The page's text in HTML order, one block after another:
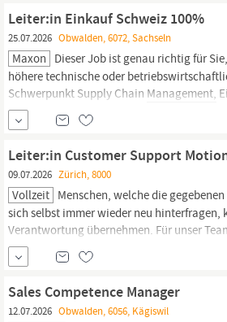
Verantwortlich
Leiter:in Einkauf Schweiz 100%
25.07.2026 Obwalden, 6072, Sachseln
Maxon Dieser Job ist genau richtig für
höhere technische oder
Schwerpunkt Supply Chain Management,
vergleichbaren Fachgebiet verfügen;
im Bereich BWL sind von Vorteil. ein
Leiter:in Customer Support
09.07.2026 Zürich, 8000
Vollzeit Menschen, welche die
sich selbst immer wieder neu hinterfragen,
Verantwortung übernehmen. Für unser
Sachseln (Kanton
Vereinbarung eine begeisterungsfähige
Motion...
Sales Competence Manager
12.07.2026 Obwalden, 6056, Kägiswil